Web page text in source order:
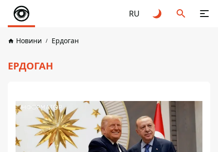
RU
Новини Ердоган
ЕРДОГАН